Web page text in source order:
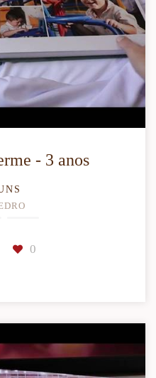
- 3 anos
0